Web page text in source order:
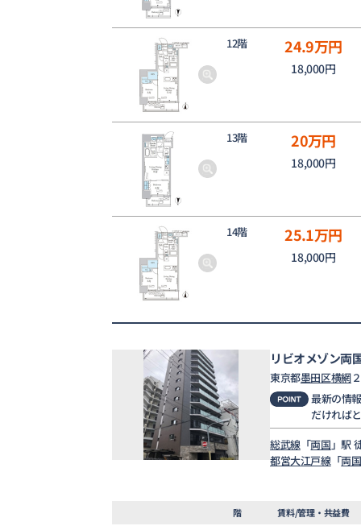
12階 24.9万円
18,000円
13階 20万円
18,000円
14階 25.1万円
18,000円
リビオメゾン両
東京都墨田区横網
最新の情
だければ
総武線「両国 」駅
都営大江戸線「両国
階 賃料/管理・共益費